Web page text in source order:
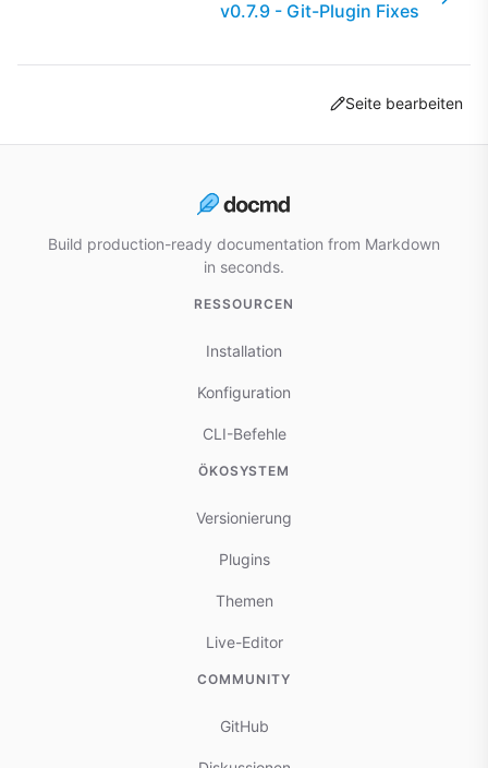
v0.7.9 - Git-Plugin Fixes
Seite bearbeiten
Build production-ready documentation from Markdown
in seconds.
RESSOURCEN
Installation
Konfiguration
CLI-Befehle
ÖKOSYSTEM
Versionierung
Plugins
Themen
Live-Editor
COMMUNITY
GitHub